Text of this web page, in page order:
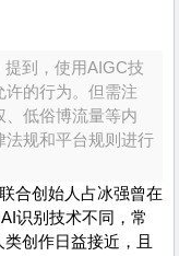
提到，使用AIGC技
许的行为。但需注
、低俗博流量等内
法规和平台规则进行
合创始人占冰强曾在
识别技术不同，常
创作日益接近，且